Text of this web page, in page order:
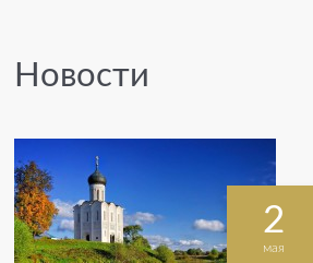
Новости
2
мая